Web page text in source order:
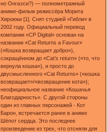
но Онгаэси?) — полнометражный
аниме-фильм режиссёра Морита
Хироюки [1]. Снят студией «Гибли» в
2002 году. Официальный перевод
компании «CP Digital» основан на
названии «Cat Returns a Favour»
(«Кошка возвращает добро»),
сокращённом до «Cat’s return» («то, что
вернула кошка»), и просто до
двусмысленного «Cat Returns» («кошка
возвращает»/«возвращение кота»);
неофициальное название «Кошачья
Благодарность». С другой стороны
один из главных персонажей - Кот
Барон, встречается ранее в аниме
Шёпот сердца. Это последнее
произведение из трех, что отсняли для